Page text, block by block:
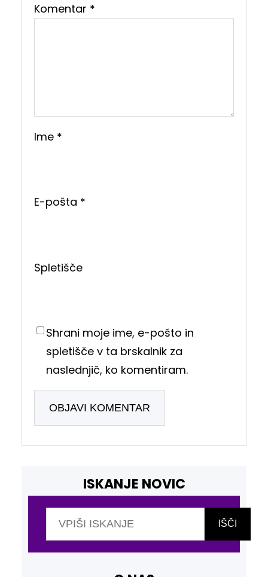
Komentar *
Ime *
E-pošta *
Spletišče
Shrani moje ime, e-pošto in
spletišče v ta brskalnik za
naslednjič, ko komentiram.
ISKANJE NOVIC
IŠČI